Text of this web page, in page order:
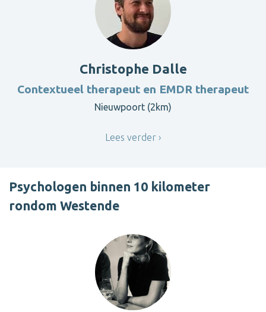
Christophe Dalle
Contextueel therapeut en EMDR therapeut
Nieuwpoort (2km)
Lees verder
Psychologen binnen 10 kilometer
rondom Westende